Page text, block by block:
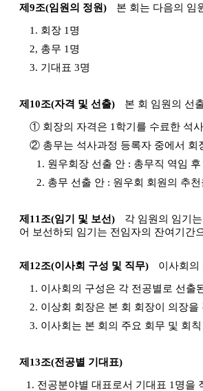
제9조(임원의 정원) 본 회는 다음의 임
1. 회장 1명
2, 총무 1명
3. 기대표 3명
제10조(자격 및 선출) 본 회 임원의 선
① 회장의 자격은 1학기를 수료한 석
② 총무는 석사과정 등록자 중에서 회
1. 원우회장 선출 안 : 총무직 역임
2. 총무 선출 안 : 원우회 회원의 추
제11조(임기 및 보선)
각 임원의 임기
어 보선하되 임기는 전임자의 잔여기간
제12조(이사회 구성 및 직무) 이사회의
1. 이사회의 구성은 각 전공별로 선출
2. 이상회 회장은 본 회 회장이 의장
3. 이사회는 본 회의 주요 회무 및 회
제13조(전공별 기대표)
1. 전공분야별 대표로서 기대표 1명을